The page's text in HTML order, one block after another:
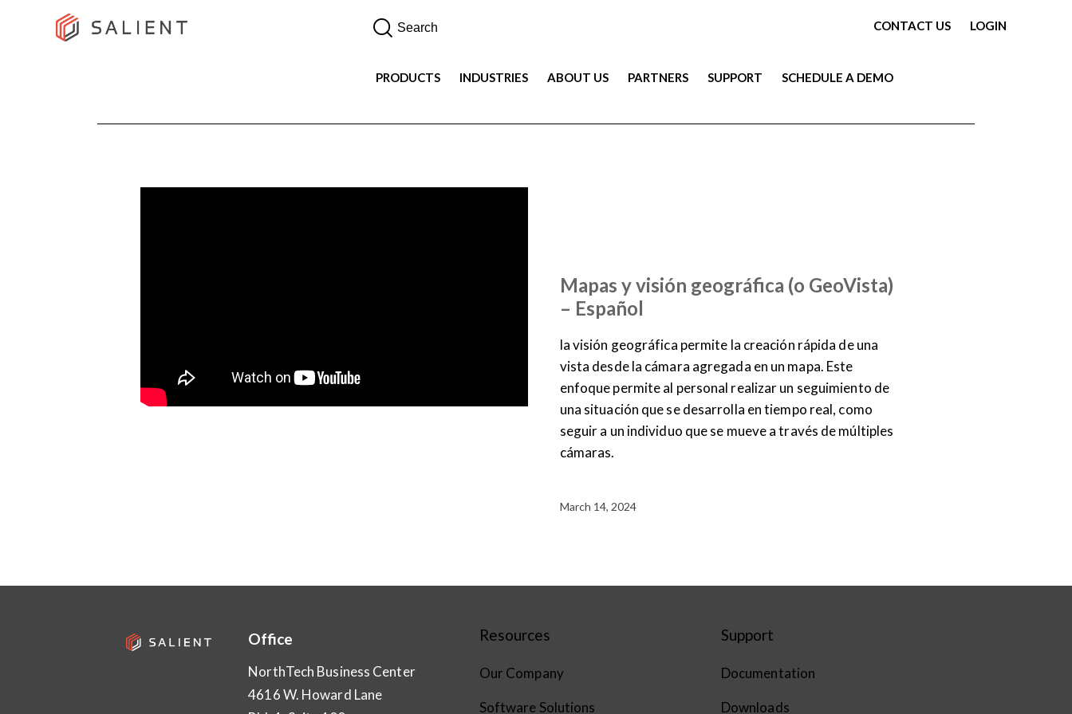
CONTACT US LOGIN
PRODUCTS INDUSTRIES ABOUT US PARTNERS SUPPORT SCHEDULE A DEMO
Mapas y visión geográfica (o GeoVista)
– Español
la visión geográfica permite la creación rápida de una
vista desde la cámara agregada en un mapa. Este
enfoque permite al personal realizar un seguimiento de
una situación que se desarrolla en tiempo real, como
seguir a un individuo que se mueve a través de múltiples
cámaras.
March 14, 2024
Office
NorthTech Business Center
4616 W. Howard Lane
Resources
Our Company
Software Solutions
Support
Documentation
Downloads